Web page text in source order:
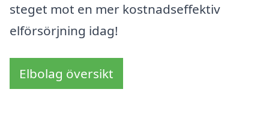
steget mot en mer kostnadseffektiv
elförsörjning idag!
Elbolag översikt